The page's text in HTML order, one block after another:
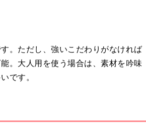
。ただし、強いこだわりがなければ
。大人用を使う場合は、素材を吟味
です。